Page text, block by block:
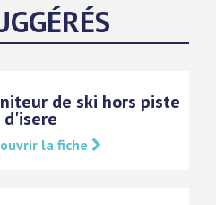
de ski hors piste
la fiche